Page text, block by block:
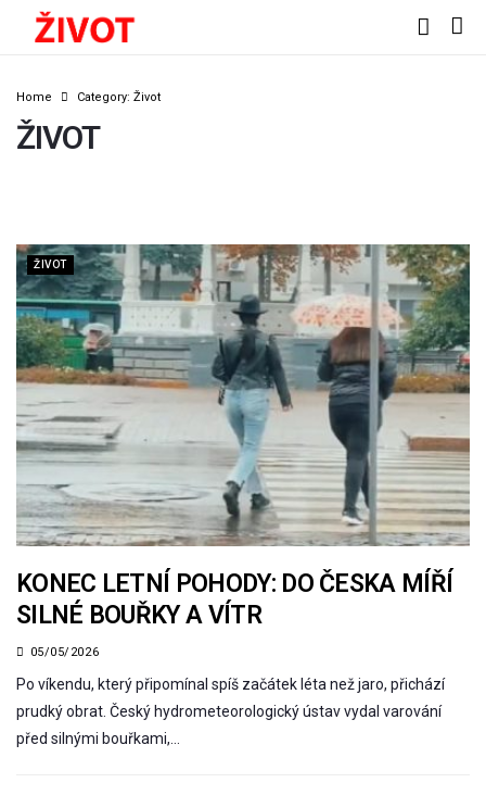
Home Category: Život
ŽIVOT
ŽIVOT
KONEC LETNÍ POHODY: DO ČESKA MÍŘÍ
SILNÉ BOUŘKY A VÍTR
05/05/2026
Po víkendu, který připomínal spíš začátek léta než jaro, přichází
prudký obrat. Český hydrometeorologický ústav vydal varování
před silnými bouřkami,…